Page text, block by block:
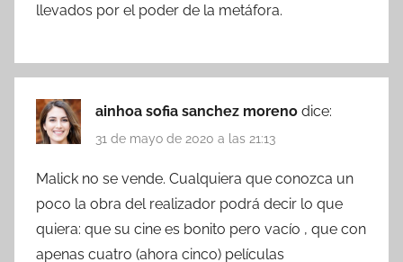
llevados por el poder de la metáfora.
ainhoa sofia sanchez moreno dice:
31 de mayo de 2020 a las 21:13
Malick no se vende. Cualquiera que conozca un
poco la obra del realizador podrá decir lo que
quiera: que su cine es bonito pero vacío , que con
apenas cuatro (ahora cinco) películas